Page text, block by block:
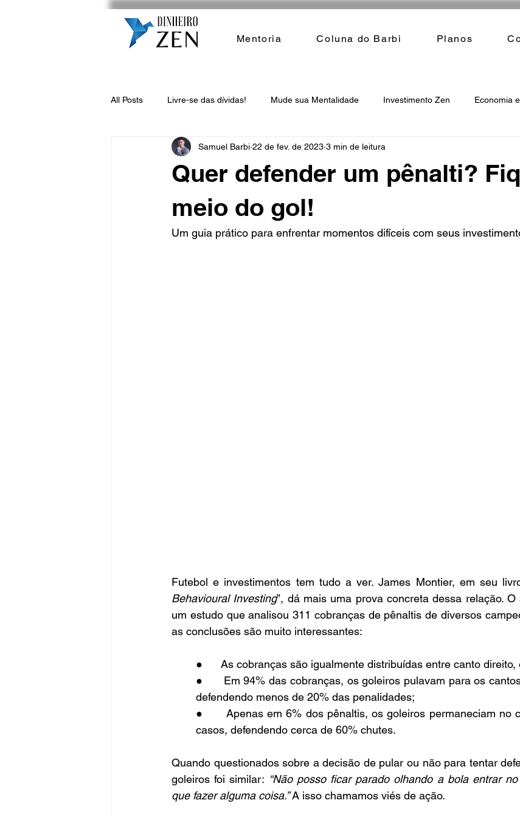
Mentoria Coluna do Barbi Planos
All Posts Livre-se das dívidas! Mude sua Mentalidade Investimento Zen Economia
Quer defender um pênalti?
meio do gol!
Samuel Barbi 22 de fev. de 2023 3 min de leitura
Um guia prático para enfrentar momentos difíceis com seus
Futebol e investimentos tem tudo a ver. James Montier, em seu
Behavioural Investing”, dá mais uma prova concreta dessa relação.
um estudo que analisou 311 cobranças de pênaltis de diversos
as conclusões são muito interessantes:
●      As cobranças são igualmente distribuídas entre canto direito,
●      Em 94% das cobranças, os goleiros pulavam para os
defendendo menos de 20% das penalidades;
●      Apenas em 6% dos pênaltis, os goleiros permaneciam no
casos, defendendo cerca de 60% chutes.
Quando questionados sobre a decisão de pular ou não para tentar
goleiros foi similar: “Não posso ficar parado olhando a bola entrar
que fazer alguma coisa.” A isso chamamos viés de ação.